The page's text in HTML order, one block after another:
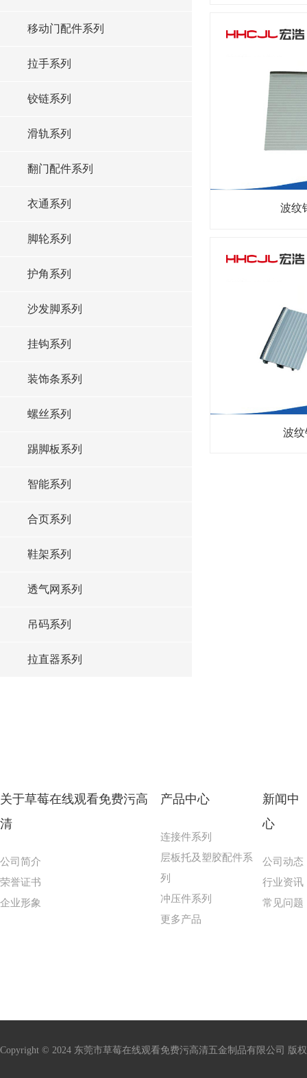
移动门配件系列
拉手系列
铰链系列
滑轨系列
翻门配件系列
衣通系列
脚轮系列
护角系列
沙发脚系列
挂钩系列
装饰条系列
螺丝系列
踢脚板系列
智能系列
合页系列
鞋架系列
透气网系列
吊码系列
拉直器系列
波纹
波纹
关于草莓在线观看免费污高
清
公司简介
荣誉证书
企业形象
产品中心
连接件系列
层板托及塑胶配件系
列
冲压件系列
更多产品
新闻中
心
公司动态
行业资讯
常见问题
Copyright © 2024 东莞市草莓在线观看免费污高清五金制品有限公司 版权